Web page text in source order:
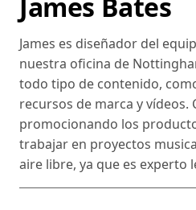
James Bates
James es diseñador del
nuestra oficina de
todo tipo de contenido,
recursos de marca y vídeos.
promocionando los
trabajar en proyectos
aire libre, ya que es experto